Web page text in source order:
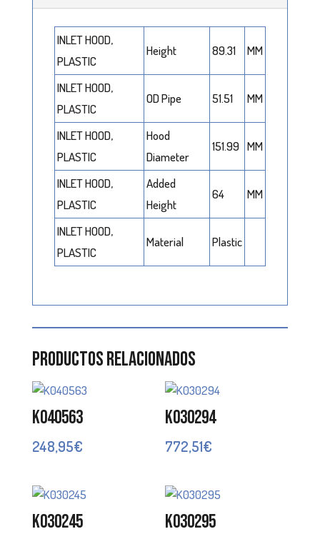
INLET HOOD,
PLASTIC
Height 89.31 MM
INLET HOOD,
PLASTIC
OD Pipe 51.51 MM
INLET HOOD,
PLASTIC
Hood
Diameter
151.99 MM
INLET HOOD,
PLASTIC
Added
Height
64 MM
INLET HOOD,
PLASTIC
Material Plastic
Productos relacionados
K040563
248,95€
K030294
772,51€
K030245 K030295